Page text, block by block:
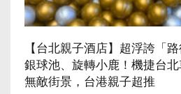
【台北親子酒店】超浮誇「
銀球池、旋轉小鹿！機捷台
無敵街景，台港親子超推